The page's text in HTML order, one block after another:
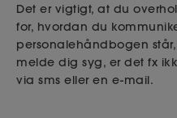
Det er vigtigt, at du
for, hvordan du
personalehåndbogen
melde dig syg, er det fx
via sms eller en e-mail.